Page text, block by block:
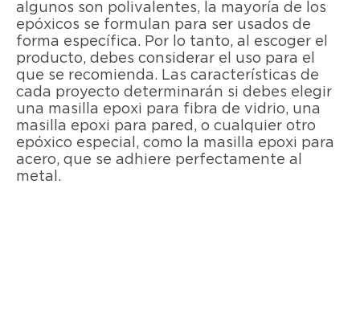
algunos son polivalentes, la mayoría de los
epóxicos se formulan para ser usados de
forma específica. Por lo tanto, al escoger el
producto, debes considerar el uso para el
que se recomienda. Las características de
cada proyecto determinarán si debes elegir
una masilla epoxi para fibra de vidrio, una
masilla epoxi para pared, o cualquier otro
epóxico especial, como la masilla epoxi para
acero, que se adhiere perfectamente al
metal.